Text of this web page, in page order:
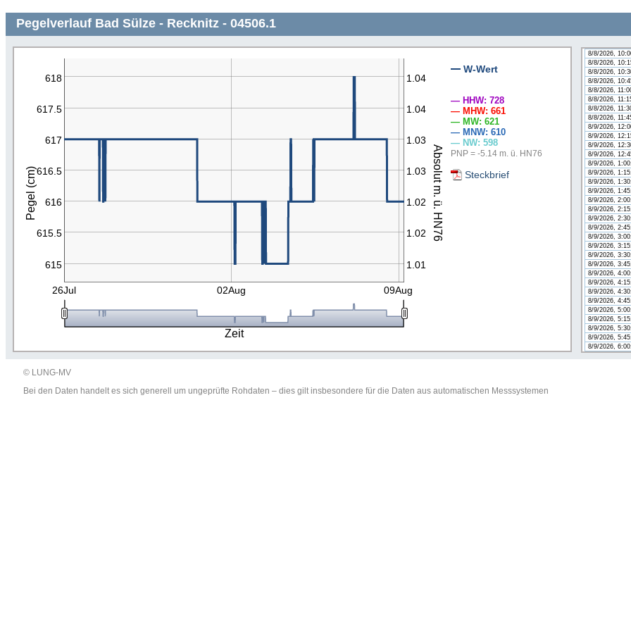
Pegelverlauf Bad Sülze - Recknitz - 04506.1
Zeit
Pegel (cm) Absolut m. ü. HN76
615
615.5
616
616.5
617
617.5
618
1.01
1.02
1.02
1.03
1.03
1.04
1.04
26Jul 02Aug 09Aug
W-Wert
— HHW: 728
— MHW: 661
— MW: 621
— MNW: 610
— NW: 598
PNP = -5.14 m. ü. HN76
Steckbrief
8/8/2026,
8/8/2026,
8/8/2026,
8/8/2026,
8/8/2026,
8/8/2026,
8/8/2026,
8/8/2026,
8/8/2026,
8/9/2026,
8/9/2026,
8/9/2026,
8/9/2026,
8/9/2026,
8/9/2026,
8/9/2026,
8/9/2026,
8/9/2026,
8/9/2026,
8/9/2026,
8/9/2026,
8/9/2026,
8/9/2026,
8/9/2026,
8/9/2026,
8/9/2026,
8/9/2026,
8/9/2026,
8/9/2026,
8/9/2026,
8/9/2026,
8/9/2026,
8/9/2026,
8/9/2026,
© LUNG-MV
Bei den Daten handelt es sich generell um ungeprüfte Rohdaten – dies gilt insbesondere für die Daten aus automatischen Messsystemen